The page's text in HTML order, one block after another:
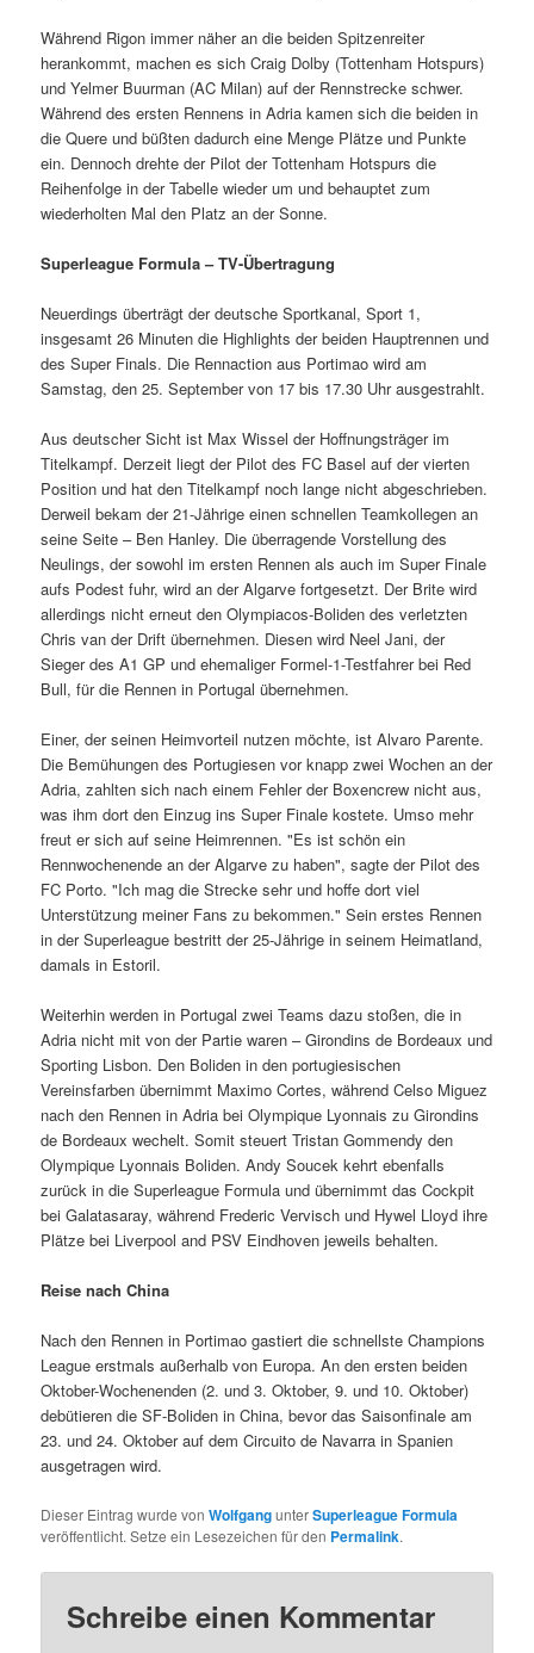
Während Rigon immer näher an die beiden Spitzenreiter
herankommt, machen es sich Craig Dolby (Tottenham Hotspurs)
und Yelmer Buurman (AC Milan) auf der Rennstrecke schwer.
Während des ersten Rennens in Adria kamen sich die beiden in
die Quere und büßten dadurch eine Menge Plätze und Punkte
ein. Dennoch drehte der Pilot der Tottenham Hotspurs die
Reihenfolge in der Tabelle wieder um und behauptet zum
wiederholten Mal den Platz an der Sonne.
Superleague Formula – TV-Übertragung
Neuerdings überträgt der deutsche Sportkanal, Sport 1,
insgesamt 26 Minuten die Highlights der beiden Hauptrennen und
des Super Finals. Die Rennaction aus Portimao wird am
Samstag, den 25. September von 17 bis 17.30 Uhr ausgestrahlt.
Aus deutscher Sicht ist Max Wissel der Hoffnungsträger im
Titelkampf. Derzeit liegt der Pilot des FC Basel auf der vierten
Position und hat den Titelkampf noch lange nicht abgeschrieben.
Derweil bekam der 21-Jährige einen schnellen Teamkollegen an
seine Seite – Ben Hanley. Die überragende Vorstellung des
Neulings, der sowohl im ersten Rennen als auch im Super Finale
aufs Podest fuhr, wird an der Algarve fortgesetzt. Der Brite wird
allerdings nicht erneut den Olympiacos-Boliden des verletzten
Chris van der Drift übernehmen. Diesen wird Neel Jani, der
Sieger des A1 GP und ehemaliger Formel-1-Testfahrer bei Red
Bull, für die Rennen in Portugal übernehmen.
Einer, der seinen Heimvorteil nutzen möchte, ist Alvaro Parente.
Die Bemühungen des Portugiesen vor knapp zwei Wochen an der
Adria, zahlten sich nach einem Fehler der Boxencrew nicht aus,
was ihm dort den Einzug ins Super Finale kostete. Umso mehr
freut er sich auf seine Heimrennen. "Es ist schön ein
Rennwochenende an der Algarve zu haben", sagte der Pilot des
FC Porto. "Ich mag die Strecke sehr und hoffe dort viel
Unterstützung meiner Fans zu bekommen." Sein erstes Rennen
in der Superleague bestritt der 25-Jährige in seinem Heimatland,
damals in Estoril.
Weiterhin werden in Portugal zwei Teams dazu stoßen, die in
Adria nicht mit von der Partie waren – Girondins de Bordeaux und
Sporting Lisbon. Den Boliden in den portugiesischen
Vereinsfarben übernimmt Maximo Cortes, während Celso Miguez
nach den Rennen in Adria bei Olympique Lyonnais zu Girondins
de Bordeaux wechelt. Somit steuert Tristan Gommendy den
Olympique Lyonnais Boliden. Andy Soucek kehrt ebenfalls
zurück in die Superleague Formula und übernimmt das Cockpit
bei Galatasaray, während Frederic Vervisch und Hywel Lloyd ihre
Plätze bei Liverpool and PSV Eindhoven jeweils behalten.
Reise nach China
Nach den Rennen in Portimao gastiert die schnellste Champions
League erstmals außerhalb von Europa. An den ersten beiden
Oktober-Wochenenden (2. und 3. Oktober, 9. und 10. Oktober)
debütieren die SF-Boliden in China, bevor das Saisonfinale am
23. und 24. Oktober auf dem Circuito de Navarra in Spanien
ausgetragen wird.
Dieser Eintrag wurde vonWolfgangunterSuperleague Formula
veröffentlicht. Setze ein Lesezeichen für den Permalink.
Schreibe einen Kommentar